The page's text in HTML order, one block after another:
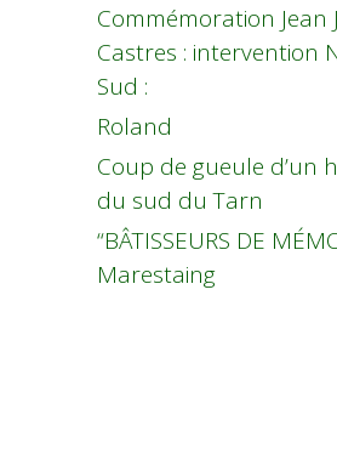
Commémoration Jean
Castres : intervention
Sud :
Roland
Coup de gueule d’un
du sud du Tarn
“BÂTISSEURS DE
Marestaing